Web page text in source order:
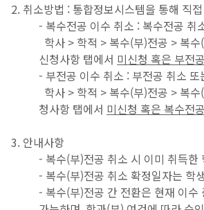
2. 취소방법 : 통합정보시스템을 통해 직
- 복수전공 이수 취소 : 복수전공 취
학사 > 학적 > 복수(부)전공 > 복
신청사항 탭에서 미신청 혹은 부전공
- 부전공 이수 취소 : 부전공 취소
학사 > 학적 > 복수(부)전공 > 복
청사항 탭에서 미신청 혹은 복수전공
3. 안내사항
- 복수(부)전공 취소 시 이미 취득
- 복수(부)전공 취소 확정일자는 학
- 복수(부)전공 간 전환은 현재 이